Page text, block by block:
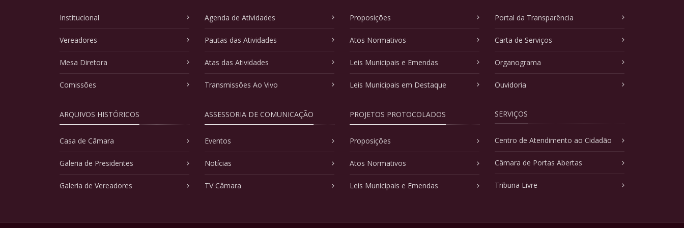
Institucional
Vereadores
Mesa Diretora
Comissões
ARQUIVOS HISTÓRICOS
Casa de Câmara
Galeria de Presidentes
Galeria de Vereadores
Agenda de Atividades
Pautas das Atividades
Atas das Atividades
Transmissões Ao Vivo
ASSESSORIA DE COMUNICAÇÃO
Eventos
Notícias
TV Câmara
Proposições
Atos Normativos
Leis Municipais e Emendas
Leis Municipais em Destaque
PROJETOS PROTOCOLADOS
Proposições
Atos Normativos
Leis Municipais e Emendas
Portal da Transparência
Carta de Serviços
Organograma
Ouvidoria
SERVIÇOS
Centro de Atendimento ao Cidadão
Câmara de Portas Abertas
Tribuna Livre